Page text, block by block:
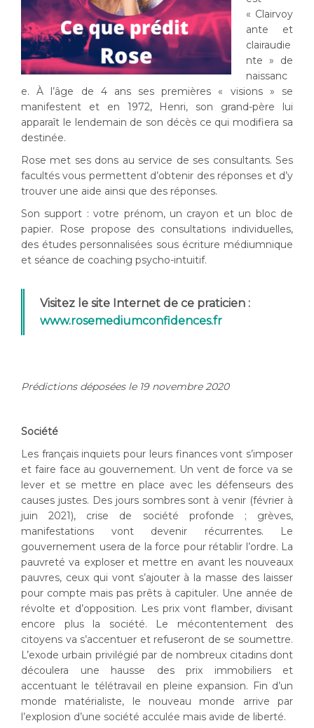
« Clairvoy
ante et
clairaudie
nte » de
naissanc
e. À l’âge de 4 ans ses premières « visions » se
manifestent et en 1972, Henri, son grand-père lui
apparaît le lendemain de son décès ce qui modifiera sa
destinée.
Rose met ses dons au service de ses consultants. Ses
facultés vous permettent d’obtenir des réponses et d’y
trouver une aide ainsi que des réponses.
Son support : votre prénom, un crayon et un bloc de
papier. Rose propose des consultations individuelles,
des études personnalisées sous écriture médiumnique
et séance de coaching psycho-intuitif.
Visitez le site Internet de ce praticien :
www.rosemediumconfidences.fr
Prédictions déposées le 19 novembre 2020
Société
Les français inquiets pour leurs finances vont s’imposer
et faire face au gouvernement. Un vent de force va se
lever et se mettre en place avec les défenseurs des
causes justes. Des jours sombres sont à venir (février à
juin 2021), crise de société profonde ; grèves,
manifestations vont devenir récurrentes. Le
gouvernement usera de la force pour rétablir l’ordre. La
pauvreté va exploser et mettre en avant les nouveaux
pauvres, ceux qui vont s’ajouter à la masse des laisser
pour compte mais pas prêts à capituler. Une année de
révolte et d’opposition. Les prix vont flamber, divisant
encore plus la société. Le mécontentement des
citoyens va s’accentuer et refuseront de se soumettre.
L’exode urbain privilégié par de nombreux citadins dont
découlera une hausse des prix immobiliers et
accentuant le télétravail en pleine expansion. Fin d’un
monde matérialiste, le nouveau monde arrive par
l’explosion d’une société acculée mais avide de liberté.